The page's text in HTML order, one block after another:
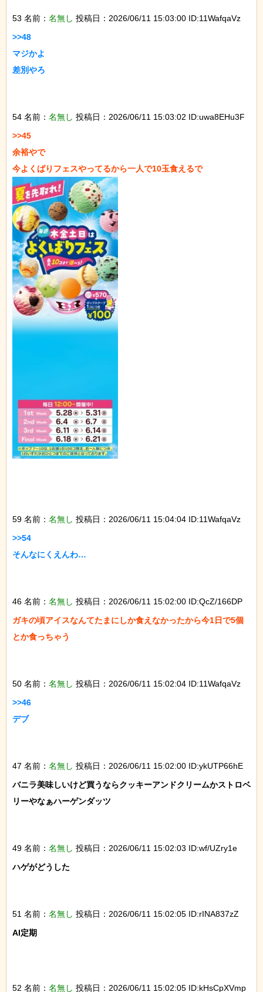
53 名前： 名無し 投稿日：2026/06/11 15:03:00 ID:11WafqaVz
>>48
マジかよ
差別やろ
54 名前： 名無し 投稿日：2026/06/11 15:03:02 ID:uwa8EHu3F
>>45
余裕やで
59 名前： 名無し 投稿日：2026/06/11 15:04:04 ID:11WafqaVz
>>54
そんなにくえんわ…
46 名前： 名無し 投稿日：2026/06/11 15:02:00 ID:QcZ/166DP
ガキの頃アイスなんてたまにしか食えなかったから今1日で5個
とか食っちゃう
50 名前： 名無し 投稿日：2026/06/11 15:02:04 ID:11WafqaVz
>>46
デブ
47 名前： 名無し 投稿日：2026/06/11 15:02:00 ID:ykUTP66hE
バニラ美味しいけど買うならクッキーアンドクリームかストロベ
リーやなぁハーゲンダッツ
49 名前： 名無し 投稿日：2026/06/11 15:02:03 ID:wf/UZry1e
ハゲがどうした
51 名前： 名無し 投稿日：2026/06/11 15:02:05 ID:rINA837zZ
AI定期
52 名前： 名無し 投稿日：2026/06/11 15:02:05 ID:kHsCpXVmp